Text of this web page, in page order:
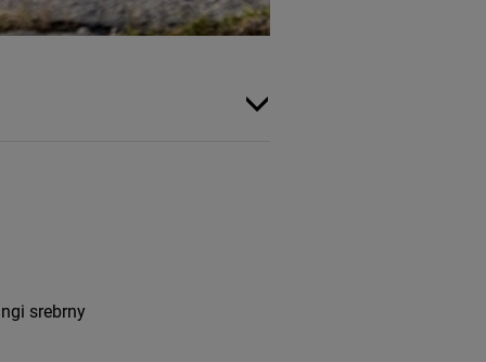
srebrny